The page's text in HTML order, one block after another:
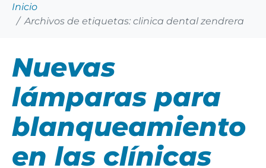
Inicio
Archivos de etiquetas: clinica dental zendrera
Nuevas
lámparas para
blanqueamiento
en las clínicas